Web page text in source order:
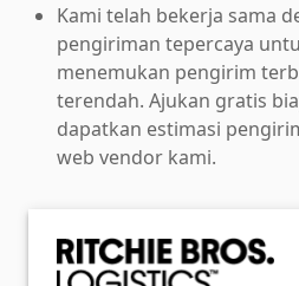
Kami telah bekerja sama
pengiriman tepercaya
menemukan pengirim
terendah. Ajukan gratis
dapatkan estimasi
web vendor kami.